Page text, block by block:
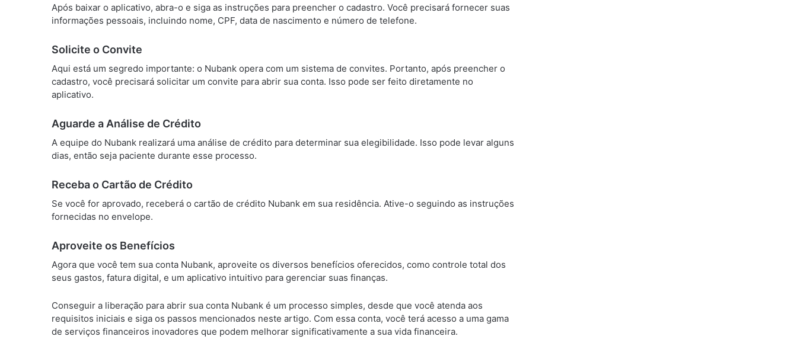
Após baixar o aplicativo, abra-o e siga as instruções para preencher o cadastro. Você precisará fornecer suas
informações pessoais, incluindo nome, CPF, data de nascimento e número de telefone.
Solicite o Convite
Aqui está um segredo importante: o Nubank opera com um sistema de convites. Portanto, após preencher o
cadastro, você precisará solicitar um convite para abrir sua conta. Isso pode ser feito diretamente no
aplicativo.
Aguarde a Análise de Crédito
A equipe do Nubank realizará uma análise de crédito para determinar sua elegibilidade. Isso pode levar alguns
dias, então seja paciente durante esse processo.
Receba o Cartão de Crédito
Se você for aprovado, receberá o cartão de crédito Nubank em sua residência. Ative-o seguindo as instruções
fornecidas no envelope.
Aproveite os Benefícios
Agora que você tem sua conta Nubank, aproveite os diversos benefícios oferecidos, como controle total dos
seus gastos, fatura digital, e um aplicativo intuitivo para gerenciar suas finanças.
Conseguir a liberação para abrir sua conta Nubank é um processo simples, desde que você atenda aos
requisitos iniciais e siga os passos mencionados neste artigo. Com essa conta, você terá acesso a uma gama
de serviços financeiros inovadores que podem melhorar significativamente a sua vida financeira.